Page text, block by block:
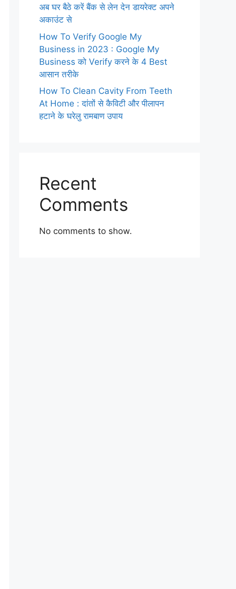
अब घर बैठे करें बैंक से लेन देन डायरेक्ट अपने
अकाउंट से
How To Verify Google My
Business in 2023 : Google My
Business को Verify करने के 4 Best
आसान तरीके
How To Clean Cavity From Teeth
At Home : दांतों से कैविटी और पीलापन
हटाने के घरेलु रामबाण उपाय
Recent
Comments
No comments to show.